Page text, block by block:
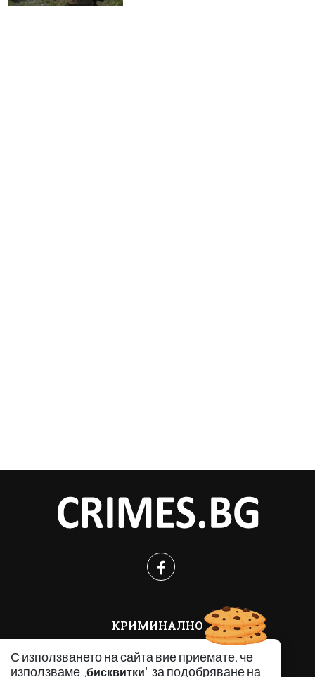
С използването на сайта вие приемате, че
използваме „бисквитки" за подобряване на
КРИМИНАЛНО
ИНЦИДЕНТИ
АНАЛИЗИ